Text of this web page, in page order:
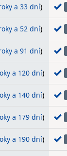
a 33 dní)
a 52 dní)
a 91 dní)
a 120 dní)
a 140 dní)
a 179 dní)
a 190 dní)